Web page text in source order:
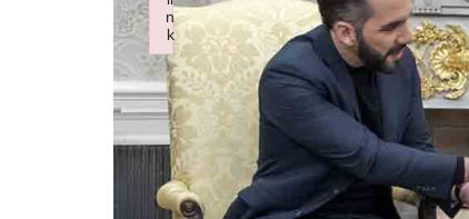
n
k
Failed to initialize plugin: wplink